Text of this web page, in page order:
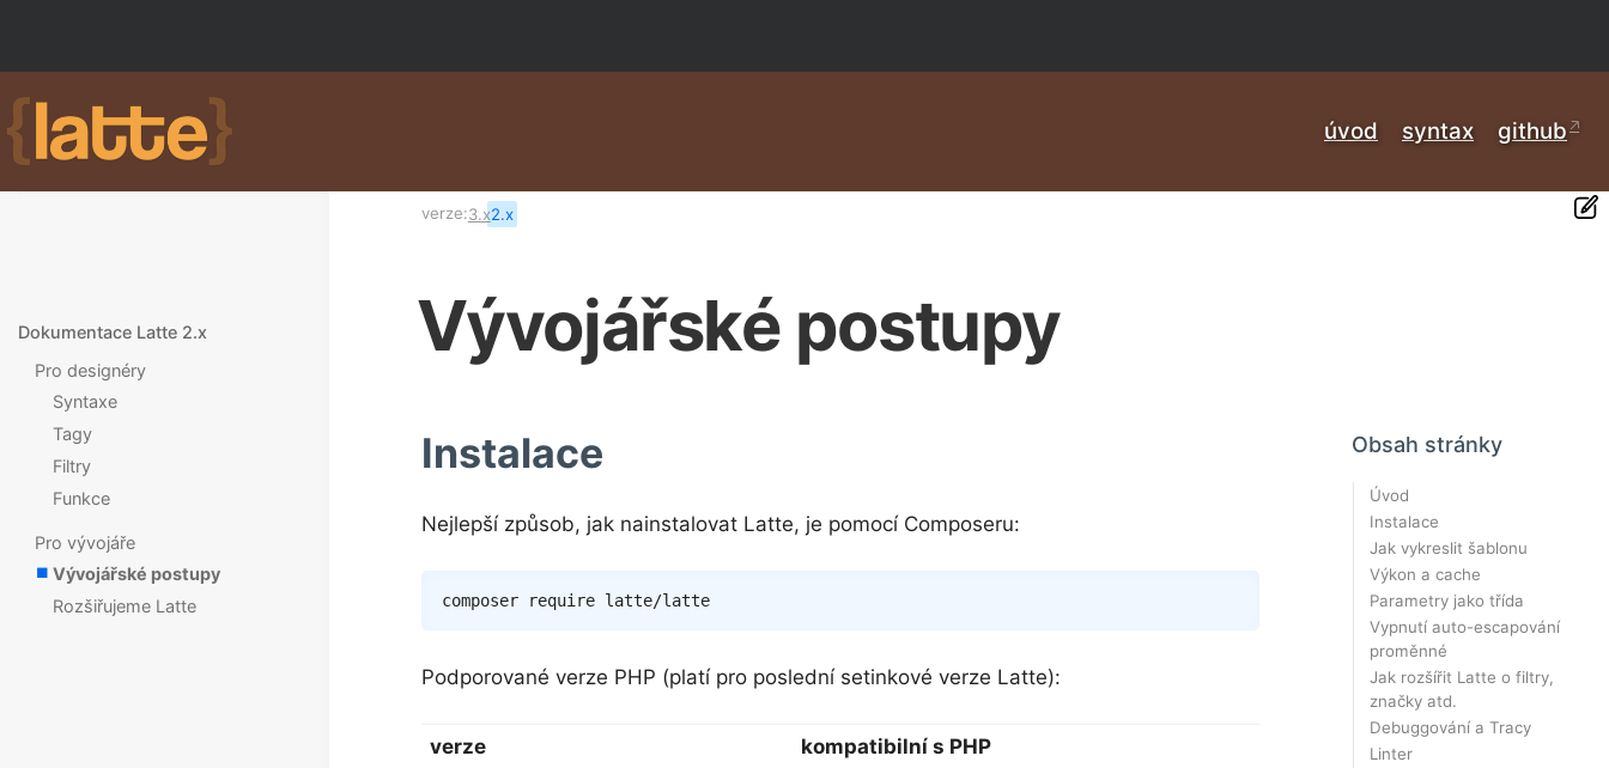
úvod syntax github
Vývojářské postupy
Instalace
Nejlepší způsob, jak nainstalovat Latte, je pomocí Composeru:
composer require latte/latte
Podporované verze PHP (platí pro poslední setinkové verze Latte):
verze
kompatibilní s PHP
verze:3.x2.x
Dokumentace Latte 2.x
Pro designéry
Syntaxe
Tagy
Filtry
Funkce
Pro vývojáře
Vývojářské postupy
Rozšiřujeme Latte
Obsah stránky
Úvod
Instalace
Jak vykreslit šablonu
Výkon a cache
Parametry jako třída
Vypnutí auto-escapování
proměnné
Jak rozšířit Latte o filtry,
značky atd.
Debuggování a Tracy
Linter